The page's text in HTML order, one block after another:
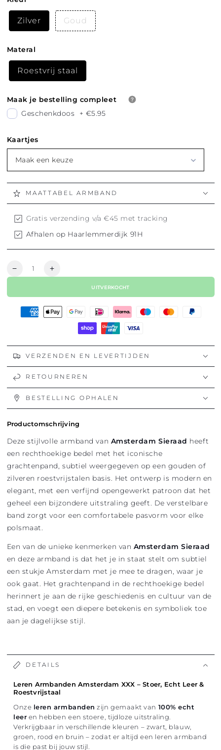
Zilver Goud
Materal
Roestvrij staal
Maak je bestelling compleet
Geschenkdoos
+ €5.95
Kaartjes
Maak een keuze
MAATTABEL ARMBAND
Gratis verzending v/a €45 met tracking
Afhalen op Haarlemmerdijk 91H
Hoeveelheid
Aantal
CANALHOUSE
Aantal
CANALHOUSE
UITVERKOCHT
VERZENDEN EN LEVERTIJDEN
RETOURNEREN
BESTELLING OPHALEN
Productomschrijving
Deze stijlvolle armband van Amsterdam Sieraad heeft
een rechthoekige bedel met het iconische
grachtenpand, subtiel weergegeven op een gouden of
zilveren roestvrijstalen basis. Het ontwerp is modern en
elegant, met een verfijnd opengewerkt patroon dat het
geheel een bijzondere uitstraling geeft. De verstelbare
band zorgt voor een comfortabele pasvorm voor elke
polsmaat.
Een van de unieke kenmerken van Amsterdam Sieraad
en deze armband is dat het je in staat stelt om subtiel
een stukje Amsterdam met je mee te dragen, waar je
ook gaat. Het grachtenpand in de rechthoekige bedel
herinnert je aan de rijke geschiedenis en cultuur van de
stad, en voegt een diepere betekenis en symboliek toe
aan je dagelijkse stijl.
DETAILS
Leren Armbanden Amsterdam XXX – Stoer, Echt Leer &
Roestvrijstaal
Onze leren armbanden zijn gemaakt van 100% echt
leer en hebben een stoere, tijdloze uitstraling.
Verkrijgbaar in verschillende kleuren – zwart, blauw,
groen, rood en bruin – zodat er altijd een leren armband
is die past bij jouw stijl.